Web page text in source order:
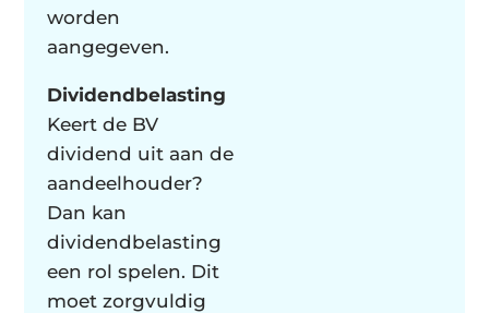
worden
aangegeven.
Dividendbelasting
Keert de BV
dividend uit aan de
aandeelhouder?
Dan kan
dividendbelasting
een rol spelen. Dit
moet zorgvuldig